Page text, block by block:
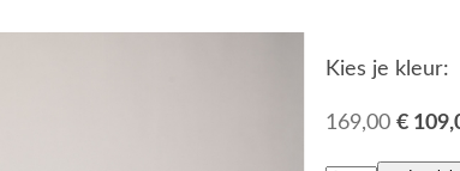
Kies je kleur:
169,00 €